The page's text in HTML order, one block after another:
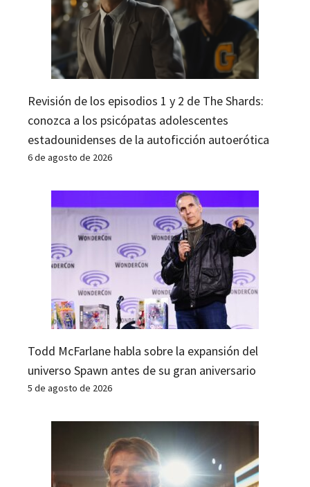
Revisión de los episodios 1 y 2 de The Shards:
conozca a los psicópatas adolescentes
estadounidenses de la autoficción autoerótica
6 de agosto de 2026
Todd McFarlane habla sobre la expansión del
universo Spawn antes de su gran aniversario
5 de agosto de 2026